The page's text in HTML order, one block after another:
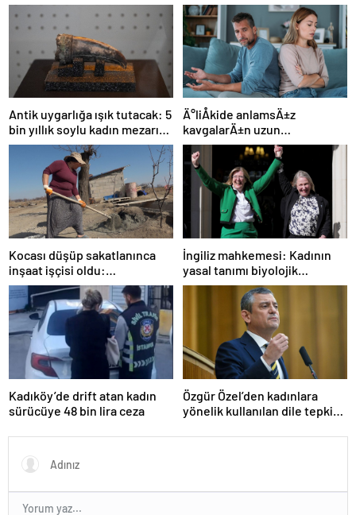
Antik uygarlığa ışık tutacak: 5
bin yıllık soylu kadın mezarı
bulundu!
Ä°liÅkide anlamsÄ±z
kavgalarÄ±n uzun
sÃ¼rmesini engellemenin 5
yolu
Kocası düşüp sakatlanınca
inşaat işçisi oldu:
Dekorasyon, ısı yalıtım,
boya… Yapamadığı iş yok
İngiliz mahkemesi: Kadının
yasal tanımı biyolojik
cinsiyete dayanır
Kadıköy’de drift atan kadın
sürücüye 48 bin lira ceza
Özgür Özel’den kadınlara
yönelik kullanılan dile tepki: